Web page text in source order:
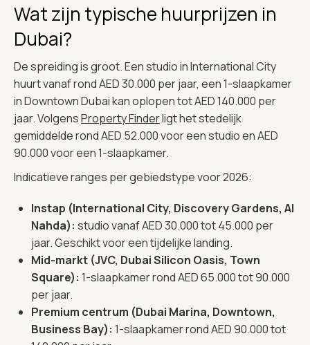
Wat zijn typische huurprijzen in
Dubai?
De spreiding is groot. Een studio in International City
huurt vanaf rond AED 30.000 per jaar, een 1-slaapkamer
in Downtown Dubai kan oplopen tot AED 140.000 per
jaar. VolgensProperty Finderligt het stedelijk
gemiddelde rond AED 52.000 voor een studio en AED
90.000 voor een 1-slaapkamer.
Indicatieve ranges per gebiedstype voor 2026:
Instap (International City, Discovery Gardens, Al
Nahda): studio vanaf AED 30.000 tot 45.000 per
jaar. Geschikt voor een tijdelijke landing.
Mid-markt (JVC, Dubai Silicon Oasis, Town
Square): 1-slaapkamer rond AED 65.000 tot 90.000
per jaar.
Premium centrum (Dubai Marina, Downtown,
Business Bay): 1-slaapkamer rond AED 90.000 tot